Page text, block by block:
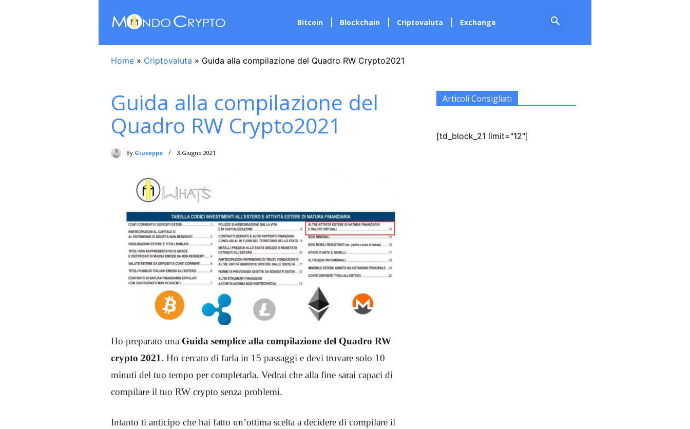
Bitcoin Blockchain Criptovaluta Exchange
Home » Criptovaluta » Guida alla compilazione del Quadro RW Crypto2021
Guida alla compilazione del
Quadro RW Crypto2021
By Giuseppe 3 Giugno 2021
Ho preparato una Guida semplice alla compilazione del Quadro RW
crypto 2021. Ho cercato di farla in 15 passaggi e devi trovare solo 10
minuti del tuo tempo per completarla. Vedrai che alla fine sarai capaci di
compilare il tuo RW crypto senza problemi.
Intanto ti anticipo che hai fatto un’ottima scelta a decidere di compilare il
Articoli Consigliati
[td_block_21 limit="12"]